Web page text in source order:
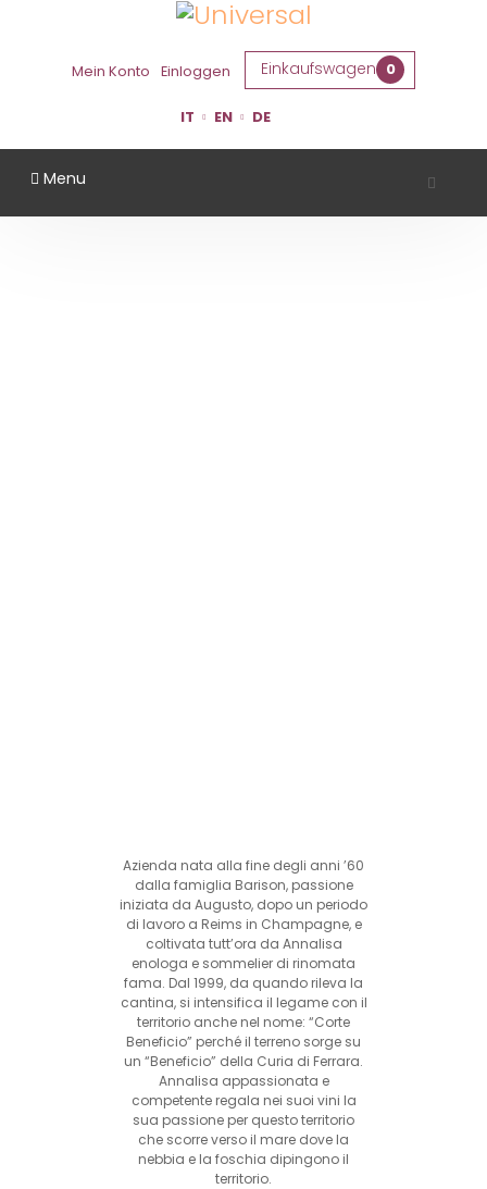
Mein Konto Einloggen Einkaufswagen 0
IT EN DE
Menu
Azienda nata alla fine degli anni ’60
dalla famiglia Barison, passione
iniziata da Augusto, dopo un periodo
di lavoro a Reims in Champagne, e
coltivata tutt’ora da Annalisa
enologa e sommelier di rinomata
fama. Dal 1999, da quando rileva la
cantina, si intensifica il legame con il
territorio anche nel nome: “Corte
Beneficio” perché il terreno sorge su
un “Beneficio” della Curia di Ferrara.
Annalisa appassionata e
competente regala nei suoi vini la
sua passione per questo territorio
che scorre verso il mare dove la
nebbia e la foschia dipingono il
territorio.